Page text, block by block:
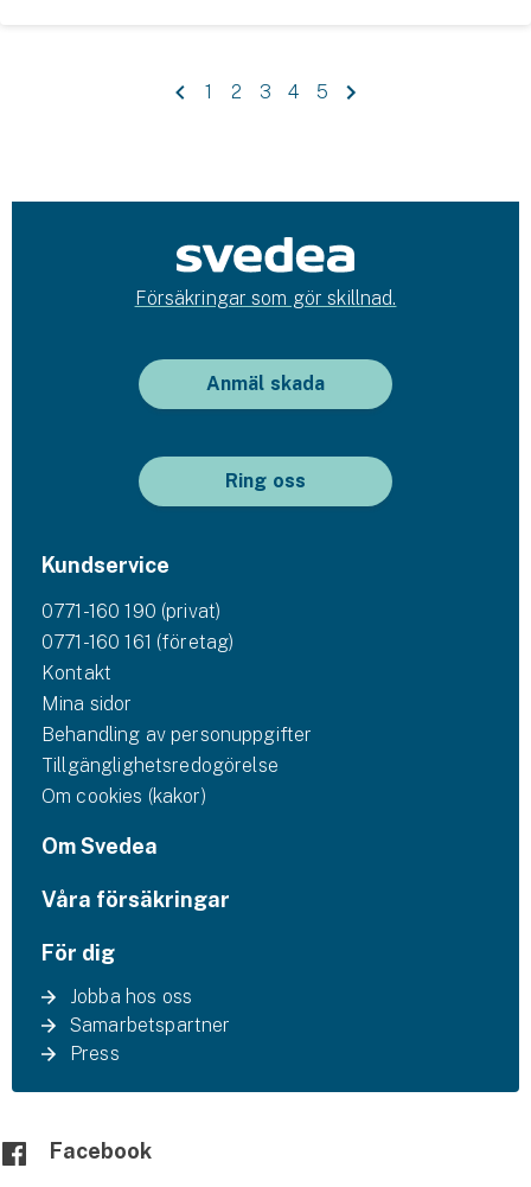
1 2 3 4 5
Försäkringar som gör skillnad.
Anmäl skada
Ring oss
Kundservice
0771-160 190 (privat)
0771-160 161 (företag)
Kontakt
Mina sidor
Behandling av personuppgifter
Tillgänglighetsredogörelse
Om cookies (kakor)
Om Svedea
Våra försäkringar
För dig
Jobba hos oss
Samarbetspartner
Press
Facebook